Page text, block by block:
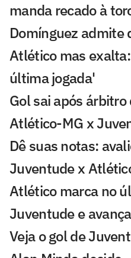
manda recado à
Domínguez admite
Atlético mas
última jogada'
Gol sai após
Atlético-MG x
Dê suas notas:
Juventude x
Atlético marca no
Juventude e
Veja o gol de